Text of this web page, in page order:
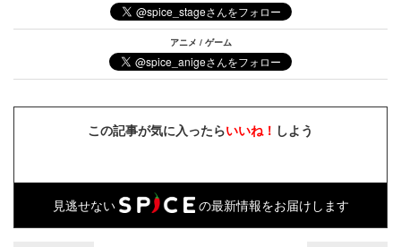
アニメ / ゲーム
この記事が気に入ったらいいね！ しよう
見逃せない の最新情報をお届けします